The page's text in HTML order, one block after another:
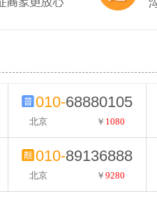
010-68880105
北京 ￥ 1080
010-89136888
北京 ￥9280